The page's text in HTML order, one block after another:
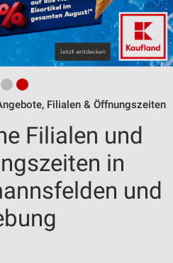
Filialen & Öffnungszeiten
Filialen und
in
und